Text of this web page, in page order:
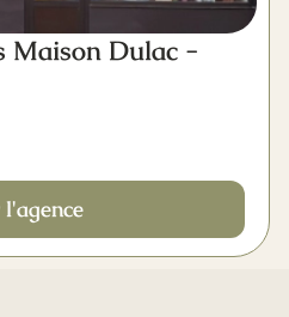
Maison Dulac -